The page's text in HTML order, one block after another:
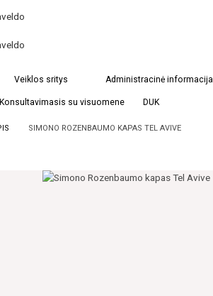
Veiklos sritys Administracinė informacija
Konsultavimasis su visuomene DUK
SIMONO ROZENBAUMO KAPAS TEL AVIVE